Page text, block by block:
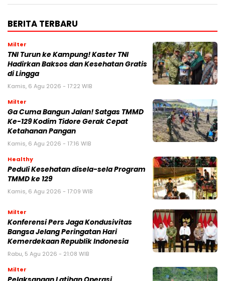
BERITA TERBARU
Milter
TNI Turun ke Kampung! Kaster TNI
Hadirkan Baksos dan Kesehatan Gratis
di Lingga
Kamis, 6 Agu 2026 - 17:22 WIB
Milter
Ga Cuma Bangun Jalan! Satgas TMMD
Ke-129 Kodim Tidore Gerak Cepat
Ketahanan Pangan
Kamis, 6 Agu 2026 - 17:16 WIB
Healthy
Peduli Kesehatan disela-sela Program
TMMD ke 129
Kamis, 6 Agu 2026 - 17:09 WIB
Milter
Konferensi Pers Jaga Kondusivitas
Bangsa Jelang Peringatan Hari
Kemerdekaan Republik Indonesia
Rabu, 5 Agu 2026 - 21:08 WIB
Milter